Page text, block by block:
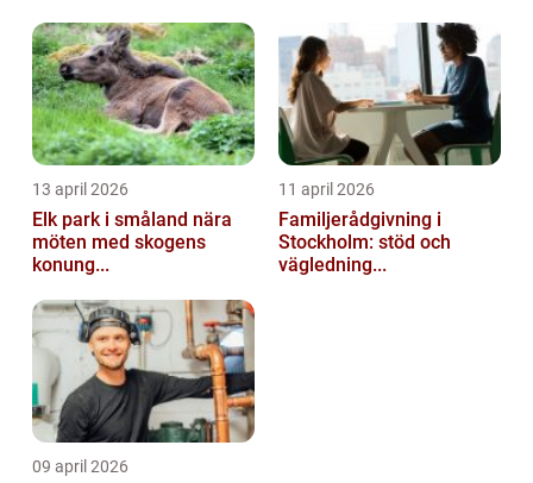
13 april 2026
Elk park i småland nära
möten med skogens
konung...
11 april 2026
Familjerådgivning i
Stockholm: stöd och
vägledning...
09 april 2026